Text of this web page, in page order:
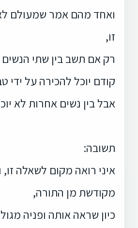
ואחד מהם אמר שמעולם
זו,
רק אם תשב בין שתי הנשים
קודם יוכל להכירה על ידי
אבל בין נשים אחרות לא
תשובה:
איני רואה מקום לשאלה זו,
מקודשת מן התורה,
כיון שראה אותה ופניה